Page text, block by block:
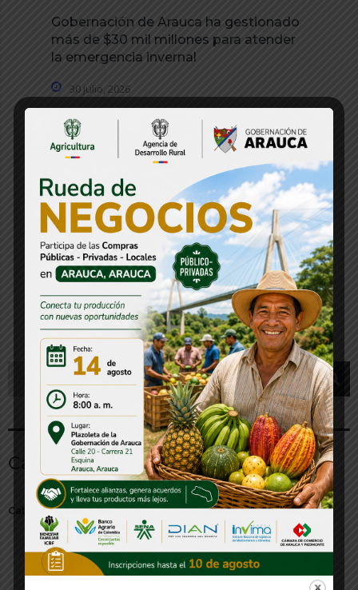
Gobernación de Arauca ha gestionado
más de $30 mil millones para atender
la emergencia invernal
30 julio, 2026
Gestión del gobierno departamental
permite avanzar en la instalación del
puente sobre Caño Negro
30 julio, 2026
Más entradas
Categorías
Categorías
Audios y Multimedia
Banco de Proyectos